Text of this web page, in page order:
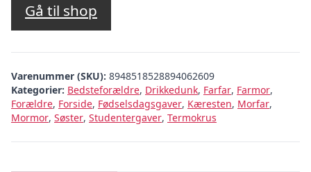
Gå til shop
Varenummer (SKU): 8948518528894062609
Kategorier: Bedsteforældre, Drikkedunk, Farfar, Farmor,
Forældre, Forside, Fødselsdagsgaver, Kæresten, Morfar,
Mormor, Søster, Studentergaver, Termokrus